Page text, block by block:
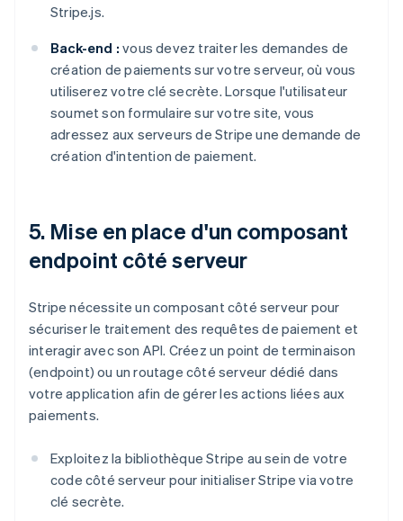
Stripe.js.
Back-end : vous devez traiter les demandes de
création de paiements sur votre serveur, où vous
utiliserez votre clé secrète. Lorsque l'utilisateur
soumet son formulaire sur votre site, vous
adressez aux serveurs de Stripe une demande de
création d'intention de paiement.
5. Mise en place d'un composant
endpoint côté serveur
Stripe nécessite un composant côté serveur pour
sécuriser le traitement des requêtes de paiement et
interagir avec son API. Créez un point de terminaison
(endpoint) ou un routage côté serveur dédié dans
votre application afin de gérer les actions liées aux
paiements.
Exploitez la bibliothèque Stripe au sein de votre
code côté serveur pour initialiser Stripe via votre
clé secrète.